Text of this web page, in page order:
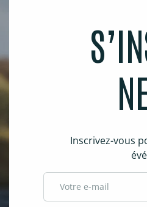
Inscrivez-vous
E-mail